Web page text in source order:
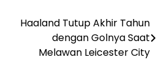
Haaland Tutup Akhir Tahun
dengan Golnya Saat
Melawan Leicester City